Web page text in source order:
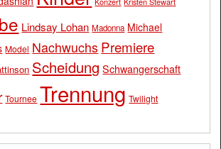
Lindsay Lohan Madonna Michael
Model Nachwuchs Premiere
Scheidung Schwangerschaft
Tournee Trennung Twilight